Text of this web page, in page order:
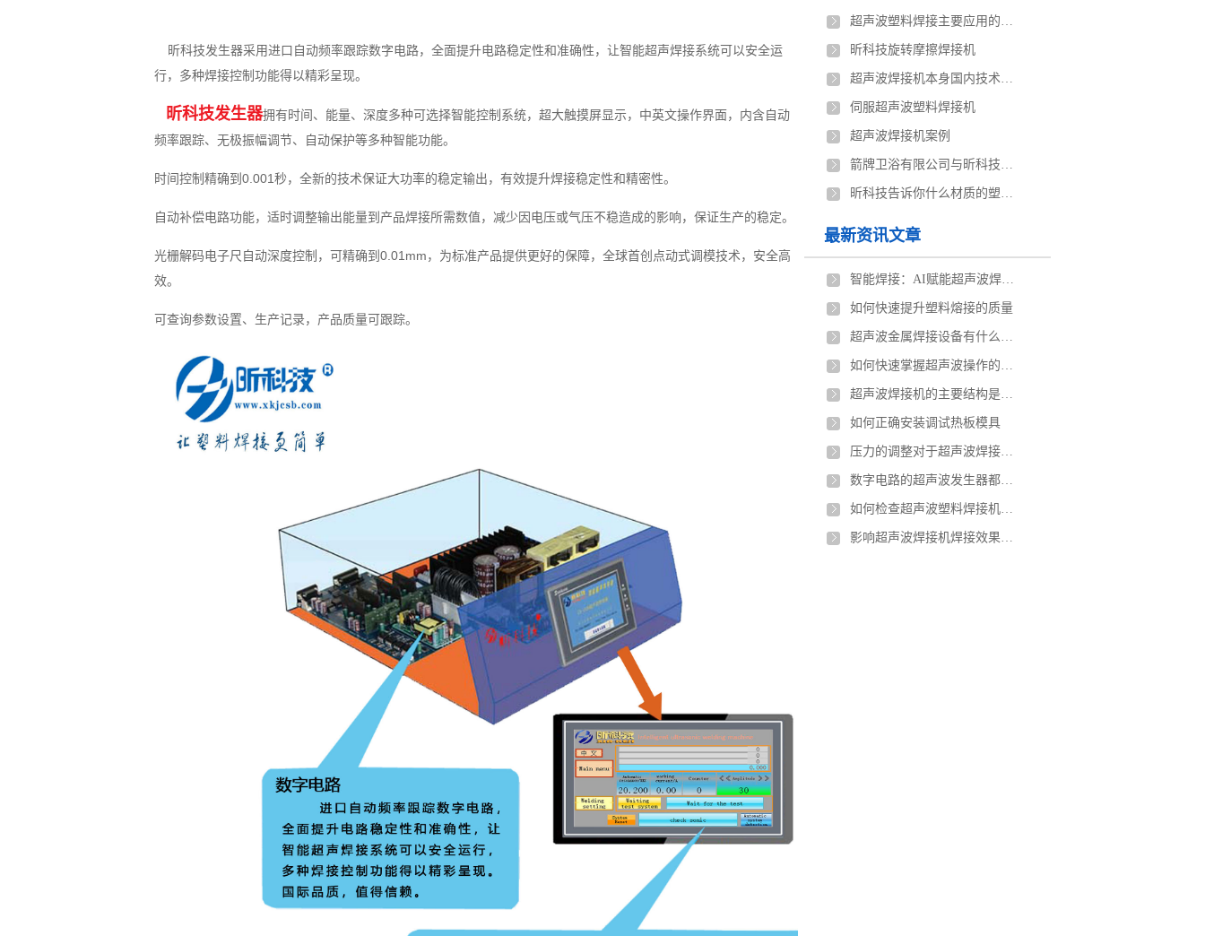
昕科技发生器采用进口自动频率跟踪数字电路，全面提升电路稳定性和准确性，让智能超声焊接系统可以安全运
行，多种焊接控制功能得以精彩呈现。
昕科技发生器拥有时间、能量、深度多种可选择智能控制系统，超大触摸屏显示，中英文操作界面，内含自动
频率跟踪、无极振幅调节、自动保护等多种智能功能。
时间控制精确到0.001秒，全新的技术保证大功率的稳定输出，有效提升焊接稳定性和精密性。
自动补偿电路功能，适时调整输出能量到产品焊接所需数值，减少因电压或气压不稳造成的影响，保证生产的稳定。
光栅解码电子尺自动深度控制，可精确到0.01mm，为标准产品提供更好的保障，全球首创点动式调模技术，安全高
效。
可查询参数设置、生产记录，产品质量可跟踪。
超声波塑料焊接主要应用的行业
昕科技旋转摩擦焊接机
超声波焊接机本身国内技术与国外技术都存在差距
伺服超声波塑料焊接机
超声波焊接机案例
箭牌卫浴有限公司与昕科技定制伺服超声波焊接机案例
昕科技告诉你什么材质的塑料容易用超声波焊接
最新资讯文章
智能焊接：AI赋能超声波焊接机的工业革新
如何快速提升塑料熔接的质量
超声波金属焊接设备有什么优点
如何快速掌握超声波操作的技巧
超声波焊接机的主要结构是什么
如何正确安装调试热板模具
压力的调整对于超声波焊接有什么不同的影响
数字电路的超声波发生器都具有哪些优势
如何检查超声波塑料焊接机质量是否合格
影响超声波焊接机焊接效果的因素有哪些